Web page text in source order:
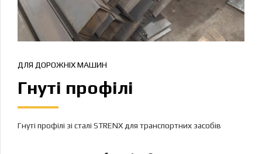
ДЛЯ ДОРОЖНІХ МАШИН
Гнуті профілі
Гнуті профілі зі сталі STRENX для транспортних засобів